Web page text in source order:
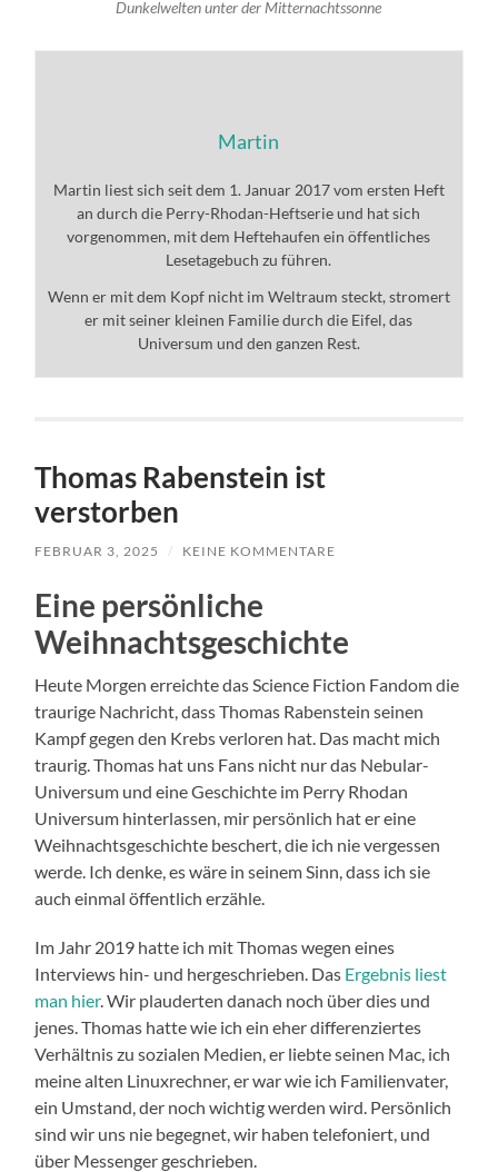
Dunkelwelten unter der Mitternachtssonne
Martin
Martin liest sich seit dem 1. Januar 2017 vom ersten Heft
an durch die Perry-Rhodan-Heftserie und hat sich
vorgenommen, mit dem Heftehaufen ein öffentliches
Lesetagebuch zu führen.
Wenn er mit dem Kopf nicht im Weltraum steckt, stromert
er mit seiner kleinen Familie durch die Eifel, das
Universum und den ganzen Rest.
Thomas Rabenstein ist
verstorben
FEBRUAR 3, 2025 / KEINE KOMMENTARE
Eine persönliche
Weihnachtsgeschichte
Heute Morgen erreichte das Science Fiction Fandom die
traurige Nachricht, dass Thomas Rabenstein seinen
Kampf gegen den Krebs verloren hat. Das macht mich
traurig. Thomas hat uns Fans nicht nur das Nebular-
Universum und eine Geschichte im Perry Rhodan
Universum hinterlassen, mir persönlich hat er eine
Weihnachtsgeschichte beschert, die ich nie vergessen
werde. Ich denke, es wäre in seinem Sinn, dass ich sie
auch einmal öffentlich erzähle.
Im Jahr 2019 hatte ich mit Thomas wegen eines
Interviews hin- und hergeschrieben. Das Ergebnis liest
man hier. Wir plauderten danach noch über dies und
jenes. Thomas hatte wie ich ein eher differenziertes
Verhältnis zu sozialen Medien, er liebte seinen Mac, ich
meine alten Linuxrechner, er war wie ich Familienvater,
ein Umstand, der noch wichtig werden wird. Persönlich
sind wir uns nie begegnet, wir haben telefoniert, und
über Messenger geschrieben.